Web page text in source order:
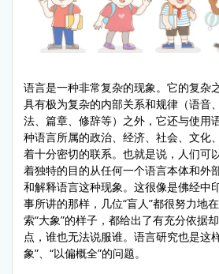
语言是一种非常复杂的现象。它的复杂
具有极为复杂的内部关系和规律（语音
法、篇章、修辞等）之外，它还与使用
种语言所属的政治、经济、社会、文化
着十分密切的联系。也就是说，人们可
着独特的目的从任何一个语言本体和外
和解释语言这种现象。这很像是佛经中
事所讲的那样，几位“盲人”都很努力地
索“大象”的样子，都给出了有充分依据
点，谁也无法说服谁。语言研究也是这
象”、“以偏概全”的问题。